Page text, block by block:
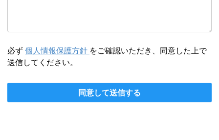
必ず個人情報保護方針 をご確認いただき、同意した上で
送信してください。
同意して送信する